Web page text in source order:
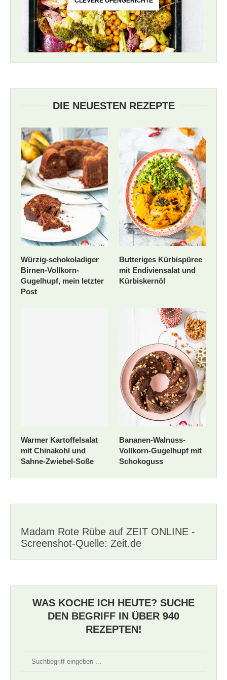
DIE NEUESTEN REZEPTE
Würzig-schokoladiger
Birnen-Vollkorn-
Gugelhupf, mein letzter
Post
Butteriges Kürbispüree
mit Endiviensalat und
Kürbiskernöl
Warmer Kartoffelsalat
mit Chinakohl und
Sahne-Zwiebel-Soße
Bananen-Walnuss-
Vollkorn-Gugelhupf mit
Schokoguss
Madam Rote Rübe auf ZEIT ONLINE -
Screenshot-Quelle: Zeit.de
WAS KOCHE ICH HEUTE? SUCHE
DEN BEGRIFF IN ÜBER 940
REZEPTEN!